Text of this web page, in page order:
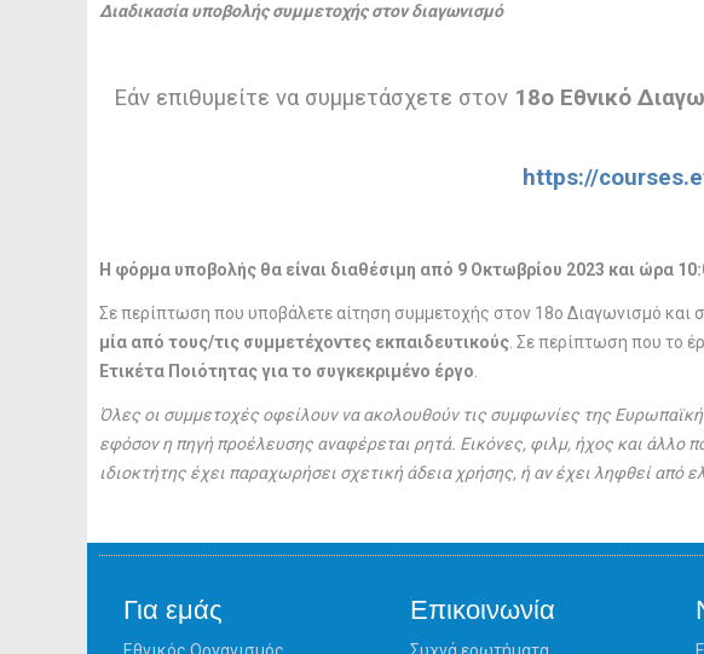
Διαδικασία υποβολής συμμετοχής στον διαγωνισμό
Εάν επιθυμείτε να συμμετάσχετε στον18ο Εθνικό
https://
Η φόρμα υποβολής θα είναι διαθέσιμη από 9 Οκτωβρίου 2023 και ώρα
Σε περίπτωση που υποβάλετε αίτηση συμμετοχής στον 18ο Διαγωνισμό και
μία από τους/τις συμμετέχοντες εκπαιδευτικούς. Σε περίπτωση που το
Ετικέτα Ποιότητας για το συγκεκριμένο έργο
Όλες οι συμμετοχές οφείλουν να ακολουθούν τις συμφωνίες της
εφόσον η πηγή προέλευσης αναφέρεται ρητά. Εικόνες, φιλμ, ήχος και άλλο
ιδιοκτήτης έχει παραχωρήσει σχετική άδεια χρήσης, ή αν έχει ληφθεί από
Για εμάς Επικοινωνία